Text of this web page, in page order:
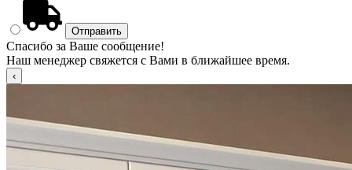
Спасибо за Ваше сообщение!
Наш менеджер свяжется с Вами в ближайшее время.